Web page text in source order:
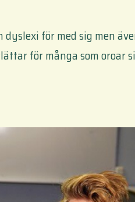
för med sig men
för många som oroar